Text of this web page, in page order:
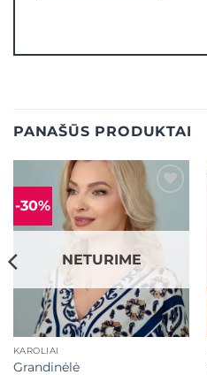
PANAŠŪS PRODUKTAI
-30% Mėgstamiausias
NETURIME
KAROLIAI
Grandinėlė